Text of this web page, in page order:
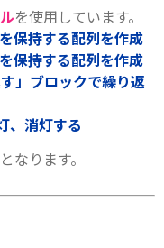
を使用しています。
保持する配列を作成
保持する配列を作成
」ブロックで繰り返
、消灯する
なります。